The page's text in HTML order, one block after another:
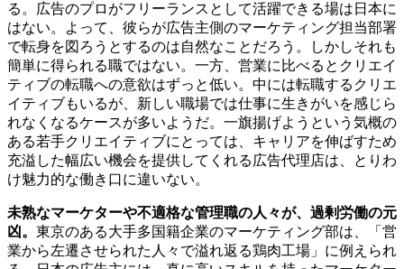
る。広告のプロがフリーランスとして活躍できる場は日本に
はない。よって、彼らが広告主側のマーケティング担当部署
で転身を図ろうとするのは自然なことだろう。しかしそれも
簡単に得られる職ではない。一方、営業に比べるとクリエイ
ティブの転職への意欲はずっと低い。中には転職するクリエ
イティブもいるが、新しい職場では仕事に生きがいを感じら
れなくなるケースが多いようだ。一旗揚げようという気概の
ある若手クリエイティブにとっては、キャリアを伸ばすため
充溢した幅広い機会を提供してくれる広告代理店は、とりわ
け魅力的な働き口に違いない。
未熟なマーケターや不適格な管理職の人々が、過剰労働の元
凶。 東京のある大手多国籍企業のマーケティング部は、「営
業から左遷させられた人々で溢れ返る鶏肉工場」に例えられ